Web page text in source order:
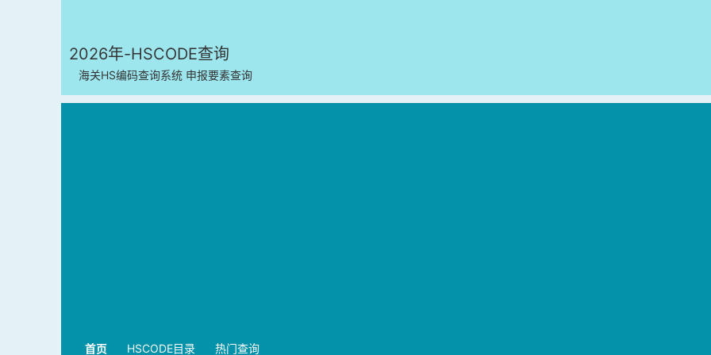
2026年-HSCODE查询
海关HS编码查询系统 申报要素查询
首页 HSCODE目录 热门查询